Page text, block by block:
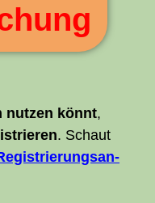
nut­zen könnt,
. Schaut